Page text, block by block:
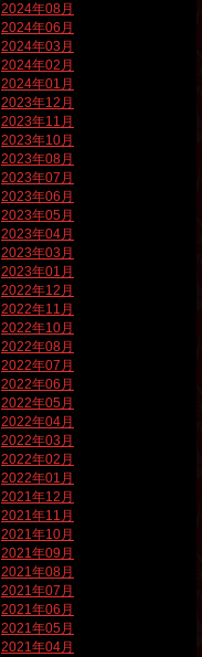
2024年08月
2024年06月
2024年03月
2024年02月
2024年01月
2023年12月
2023年11月
2023年10月
2023年08月
2023年07月
2023年06月
2023年05月
2023年04月
2023年03月
2023年01月
2022年12月
2022年11月
2022年10月
2022年08月
2022年07月
2022年06月
2022年05月
2022年04月
2022年03月
2022年02月
2022年01月
2021年12月
2021年11月
2021年10月
2021年09月
2021年08月
2021年07月
2021年06月
2021年05月
2021年04月